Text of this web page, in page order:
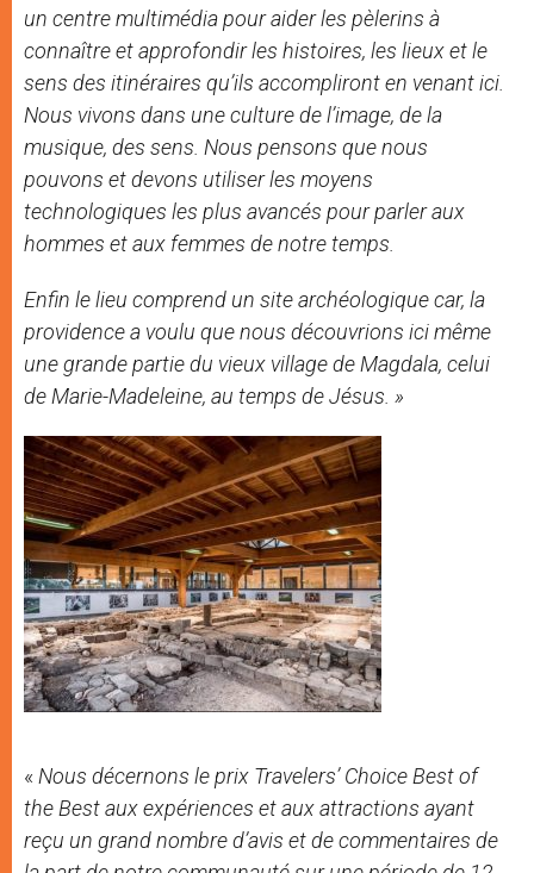
un centre multimédia pour aider les pèlerins à
connaître et approfondir les histoires, les lieux et le
sens des itinéraires qu’ils accompliront en venant ici.
Nous vivons dans une culture de l’image, de la
musique, des sens. Nous pensons que nous
pouvons et devons utiliser les moyens
technologiques les plus avancés pour parler aux
hommes et aux femmes de notre temps.
Enfin le lieu comprend un site archéologique car, la
providence a voulu que nous découvrions ici même
une grande partie du vieux village de Magdala, celui
de Marie-Madeleine, au temps de Jésus. »
« Nous décernons le prix Travelers’ Choice Best of
the Best aux expériences et aux attractions ayant
reçu un grand nombre d’avis et de commentaires de